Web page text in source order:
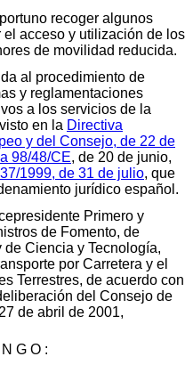
recoger algunos
acceso y utilización de los
de movilidad reducida.
al procedimiento de
y reglamentaciones
a los servicios de la
en la Directiva
y del Consejo, de 22 de
98/48/CE, de 20 de junio,
1999, de 31 de julio, que
jurídico español.
Primero y
de Fomento, de
de Ciencia y Tecnología,
por Carretera y el
Terrestres, de acuerdo con
del Consejo de
de abril de 2001,
G O :